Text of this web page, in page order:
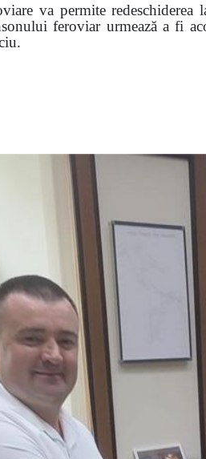
va permite
feroviar urmează a fi